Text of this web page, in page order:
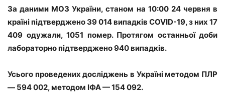
За даними МОЗ України, станом на 10:00 24 червня в
країні підтверджено 39 014 випадків COVID-19, з них 17
409 одужали, 1051 помер. Протягом останньої доби
лабораторно підтверджено 940 випадків.
Усього проведених досліджень в Україні методом ПЛР
— 594 002, методом ІФА — 154 092.